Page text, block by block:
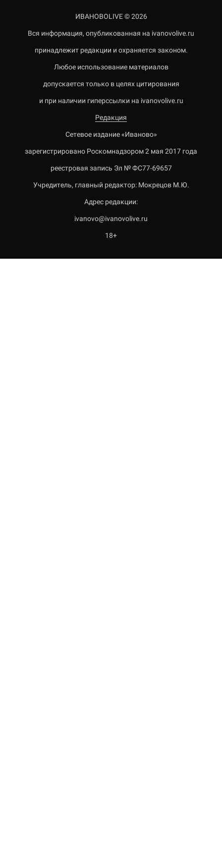
ИВАНОВОLIVE © 2026
Вся информация, опубликованная на ivanovolive.ru
принадлежит редакции и охраняется законом.
Любое использование материалов
допускается только в целях цитирования
и при наличии гиперссылки на ivanovolive.ru
Редакция
Сетевое издание «Иваново»
зарегистрировано Роскомнадзором 2 мая 2017 года
реестровая запись Эл № ФС77-69657
Учредитель, главный редактор: Мокрецов М.Ю.
Адрес редакции:
ivanovo@ivanovolive.ru
18+